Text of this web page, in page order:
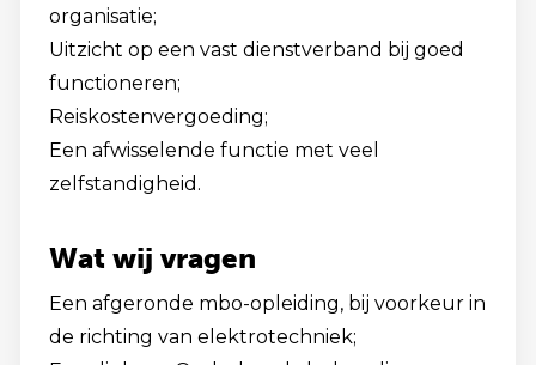
organisatie;
Uitzicht op een vast dienstverband bij goed
functioneren;
Reiskostenvergoeding;
Een afwisselende functie met veel
zelfstandigheid.
Wat wij vragen
Een afgeronde mbo-opleiding, bij voorkeur in
de richting van elektrotechniek;